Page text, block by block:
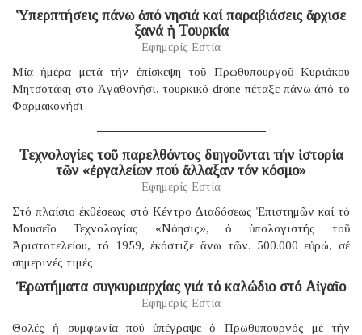
Ὑπερπτήσεις πάνω ἀπό νησιά καί παραβιάσεις ἄρχισε
ξανά ἡ Τουρκία
Εφημερίς Εστία
Μία ἡμέρα μετά τήν ἐπίσκεψη τοῦ Πρωθυπουργοῦ Κυριάκου
Μητσοτάκη στό Ἀγαθονήσι, τουρκικό drone πέταξε πάνω ἀπό τό
Φαρμακονήσι
Τεχνολογίες τοῦ παρελθόντος διηγοῦνται τήν ἱστορία
τῶν «ἐργαλείων πού ἄλλαξαν τόν κόσμο»
Εφημερίς Εστία
Στό πλαίσιο ἐκθέσεως στό Κέντρο Διαδόσεως Ἐπιστημῶν καί τό
Μουσεῖο Τεχνολογίας «Νόησις», ὁ ὑπολογιστής τοῦ
Ἀριστοτελείου, τό 1959, ἐκόστιζε ἄνω τῶν. 500.000 εὐρώ, σέ
σημερινές τιμές
Ἐρωτήματα συγκυριαρχίας γιά τό καλώδιο στό Αἰγαῖο
Εφημερίς Εστία
Θολές ἡ συμφωνία πού ὑπέγραψε ὁ Πρωθυπουργός μέ τήν